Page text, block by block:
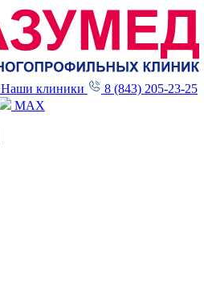
Наши клиники
8 (843) 205-23-25
MAX